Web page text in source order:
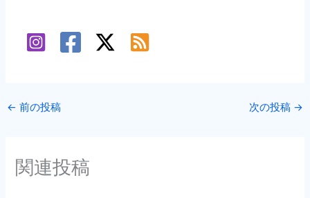
← 前の投稿 次の投稿 →
関連投稿